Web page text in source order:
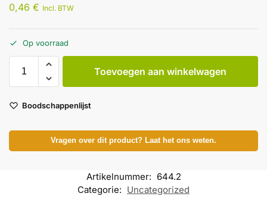
0,46 € Incl. BTW
Op voorraad
Toevoegen aan winkelwagen
Boodschappenlijst
Vragen over dit product? Laat het ons weten.
Artikelnummer: 644.2
Categorie: Uncategorized